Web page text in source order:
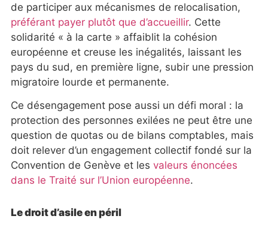
de participer aux mécanismes de relocalisation,
préférant payer plutôt que d’accueillir. Cette
solidarité « à la carte » affaiblit la cohésion
européenne et creuse les inégalités, laissant les
pays du sud, en première ligne, subir une pression
migratoire lourde et permanente.
Ce désengagement pose aussi un défi moral : la
protection des personnes exilées ne peut être une
question de quotas ou de bilans comptables, mais
doit relever d’un engagement collectif fondé sur la
Convention de Genève et les valeurs énoncées
dans le Traité sur l’Union européenne.
Le droit d’asile en péril